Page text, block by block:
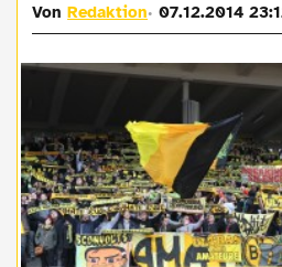
VonRedaktion 07.12.2014